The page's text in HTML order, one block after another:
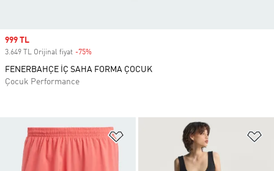
Favori Listesine Ekle
Sale price
999 TL
3.649 TL Orijinal fiyat -75%
FENERBAHÇE İÇ SAHA FORMA ÇOCUK
Çocuk Performance